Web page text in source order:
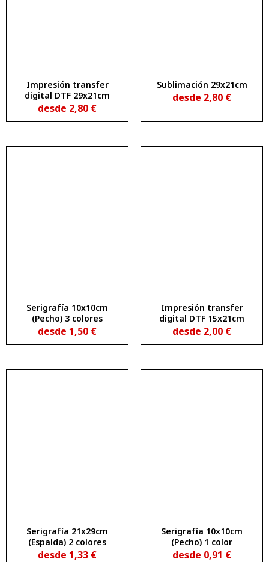
Impresión transfer
digital DTF 29x21cm
desde 2,80 €
Sublimación 29x21cm
desde 2,80 €
Serigrafía 10x10cm
(Pecho) 3 colores
desde 1,50 €
Impresión transfer
digital DTF 15x21cm
desde 2,00 €
Serigrafía 21x29cm
(Espalda) 2 colores
desde 1,33 €
Serigrafía 10x10cm
(Pecho) 1 color
desde 0,91 €